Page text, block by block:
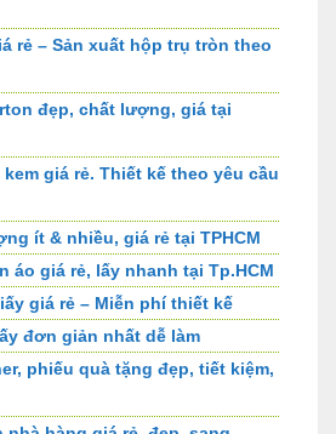
rẻ – Sản xuất hộp trụ tròn theo
đẹp, chất lượng, giá tại
giá rẻ. Thiết kế theo yêu cầu
ít & nhiều, giá rẻ tại TPHCM
áo giá rẻ, lấy nhanh tại Tp.HCM
giá rẻ – Miễn phí thiết kế
đơn giản nhất dễ làm
phiếu quà tặng đẹp, tiết kiệm,